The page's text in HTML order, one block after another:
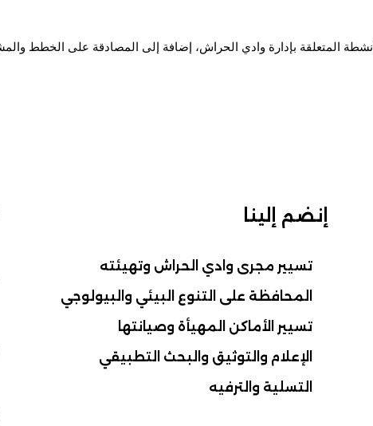
المتعلقة بإدارة وادي الحراش، إضافة إلى المصادقة على الخطط
إنضم إلينا
تسيير مجرى وادي الحراش وتهيئته
المحافظة على التنوع البيئي والبيولوجي
تسيير الأماكن المهيأة وصيانتها
الإعلام والتوثيق والبحث التطبيقي
التسلية والترفيه